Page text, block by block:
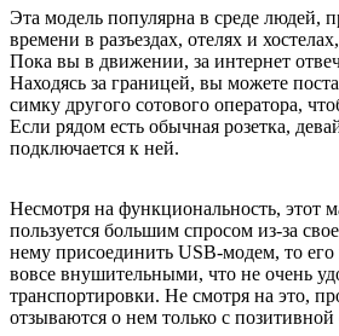
Эта модель популярна в среде людей,
времени в разъездах, отелях и
Пока вы в движении, за интернет
Находясь за границей, вы можете
симку другого сотового оператора,
Если рядом есть обычная розетка,
подключается к ней.
Несмотря на функциональность, этот
пользуется большим спросом из-за
нему присоединить USB-модем, то его
вовсе внушительными, что не очень
транспортировки. Не смотря на это,
отзываются о нем только с